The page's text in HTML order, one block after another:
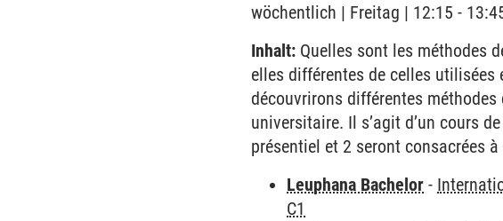
wöchentlich | Freitag | 12:15 -
Inhalt: Quelles sont les méthodes
elles différentes de celles utilisées
découvrirons différentes
universitaire. Il s’agit d’un cours
présentiel et 2 seront consacrées
Leuphana Bachelor -
C1